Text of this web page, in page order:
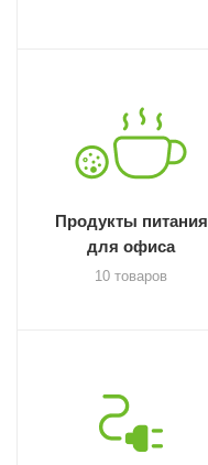
Продукты питания
для офиса
10 товаров